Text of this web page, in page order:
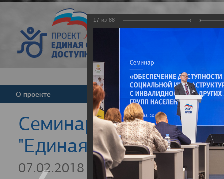
Версия для
О проекте Команда Новости
Cеминар для
"Единая страна -
07.02.2018
17 из 88